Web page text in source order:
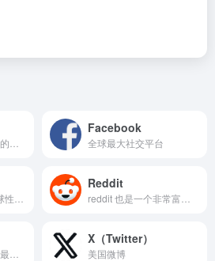
Facebook
全球最大社交平台
Reddit
X（Twitter）
美国微博